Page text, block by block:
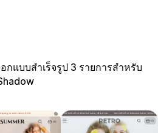
แบบสำเร็จรูป 3 รายการสำหรับ